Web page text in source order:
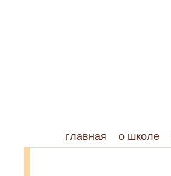
главная о школе